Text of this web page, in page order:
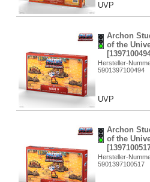
UVP
Archon
of the
Hersteller-
5901397100494
UVP
Archon
of the
Hersteller-
5901397100517